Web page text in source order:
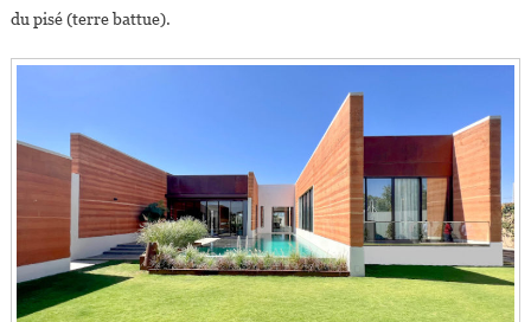
du pisé (terre battue).